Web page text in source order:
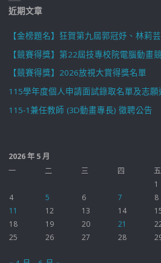
近期文章
【金榜題名】狂賀第九屆郭冠妤、林莉
【競賽得獎】第22屆技專校院電腦動畫
【競賽得獎】2026放視大賞得獎名單
115學年度個人申請面試錄取名單及志願
115-1兼任教師 (3D動畫專長) 徵聘公告
2026 年 5 月
一
二 三 四 五
1
4
5 6 7 8
11
12 13 14
18
19 20 21
25
26 27 28